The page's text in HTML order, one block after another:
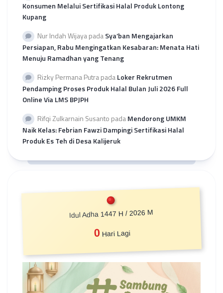
Konsumen Melalui Sertifikasi Halal Produk Lontong
Kupang
Nur Indah WijayapadaSya’ban Mengajarkan
Persiapan, Rabu Mengingatkan Kesabaran: Menata Hati
Menuju Ramadhan yang Tenang
Rizky Permana PutrapadaLoker Rekrutmen
Pendamping Proses Produk Halal Bulan Juli 2026 Full
Online Via LMS BPJPH
Rifqi Zulkarnain Susanto padaMendorong UMKM
Naik Kelas: Febrian Fawzi Dampingi Sertifikasi Halal
Produk Es Teh di Desa Kalijeruk
Idul Adha 1447 H / 2026 M
0 Hari Lagi